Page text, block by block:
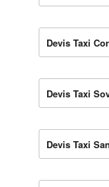
Devis Taxi
Devis Taxi
Devis Taxi